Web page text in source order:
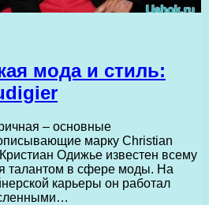
мода и стиль:
– основные
марку Christian
Одижье известен всему
талантом в сфере моды. На
карьеры он работал